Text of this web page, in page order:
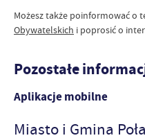
Możesz także poinformować o
Obywatelskich i poprosić o
Pozostałe
Aplikacje mobilne
Miasto i Gmina